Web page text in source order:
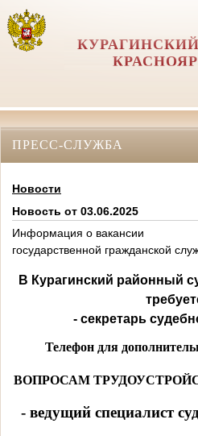
ПРЕСС-СЛУЖБА
Новости
Новость от 03.06.2025
Информация о вакансии
государственной гражданской
В Курагинский районный
- секретарь
Телефон для
ВОПРОСАМ
- ведущий специалист